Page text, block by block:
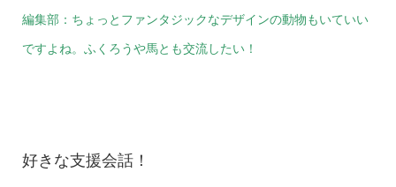
編集部：ちょっとファンタジックなデザインの動物もいていい
ですよね。ふくろうや馬とも交流したい！
好きな支援会話！